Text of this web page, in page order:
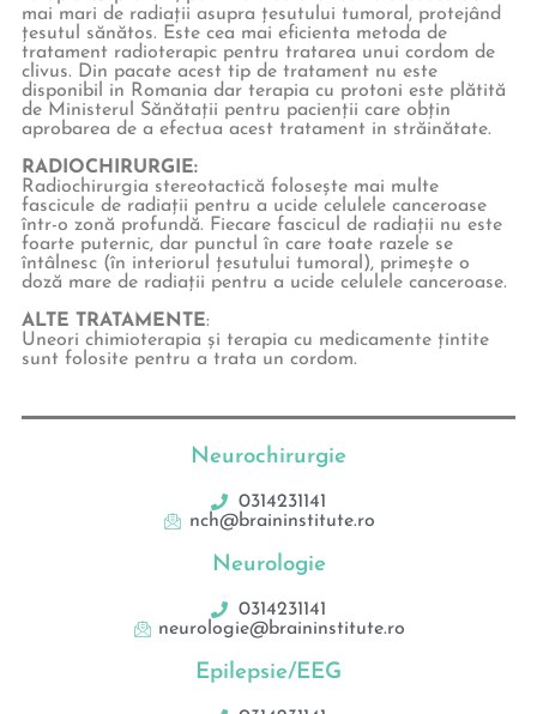
mai mari de radiații asupra țesutului tumoral, protejând
țesutul sănătos. Este cea mai eficienta metoda de
tratament radioterapic pentru tratarea unui cordom de
clivus. Din pacate acest tip de tratament nu este
disponibil in Romania dar terapia cu protoni este plătită
de Ministerul Sănătații pentru pacienții care obțin
aprobarea de a efectua acest tratament in străinătate.
RADIOCHIRURGIE:
Radiochirurgia stereotactică folosește mai multe
fascicule de radiații pentru a ucide celulele canceroase
într-o zonă profundă. Fiecare fascicul de radiații nu este
foarte puternic, dar punctul în care toate razele se
întâlnesc (în interiorul țesutului tumoral), primește o
doză mare de radiații pentru a ucide celulele canceroase.
ALTE TRATAMENTE:
Uneori chimioterapia și terapia cu medicamente țintite
sunt folosite pentru a trata un cordom.
Neurochirurgie
0314231141
nch@braininstitute.ro
Neurologie
0314231141
neurologie@braininstitute.ro
Epilepsie/EEG